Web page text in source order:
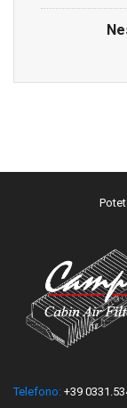
Telefono: +39